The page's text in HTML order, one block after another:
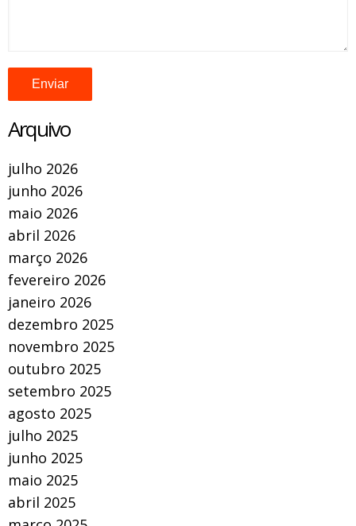
Arquivo
julho 2026
junho 2026
maio 2026
abril 2026
março 2026
fevereiro 2026
janeiro 2026
dezembro 2025
novembro 2025
outubro 2025
setembro 2025
agosto 2025
julho 2025
junho 2025
maio 2025
abril 2025